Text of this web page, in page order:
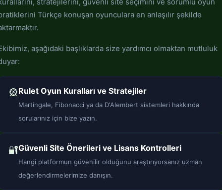
stratejilerini, güvenli site seçimini ve sorumlu oyun
Türkçe konuşan oyunculara en anlaşılır şekilde
aşağıdaki başlıklarda size yardımcı olmaktan mutluluk
🎡Rulet Oyun Kuralları ve Stratejiler
Martingale, Fibonacci ya da D'Alembert sistemleri hakkında
sorularınız için bize yazın.
🔐Güvenli Site Önerileri ve Lisans Kontrolleri
Hangi platformun güvenilir olduğunu araştırıyorsanız uzman
değerlendirmelerimize danışın.